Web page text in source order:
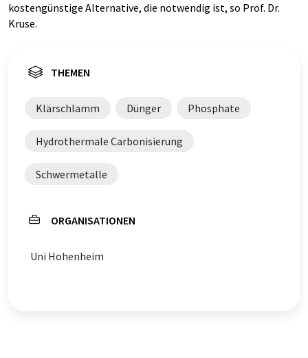
kostengünstige Alternative, die notwendig ist, so Prof. Dr.
Kruse.
THEMEN
Klärschlamm Dünger Phosphate
Hydrothermale Carbonisierung
Schwermetalle
ORGANISATIONEN
Uni Hohenheim